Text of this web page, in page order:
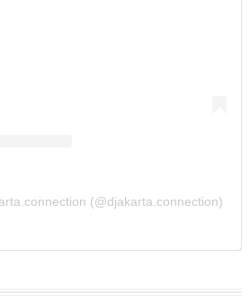
(@djakarta.connection)